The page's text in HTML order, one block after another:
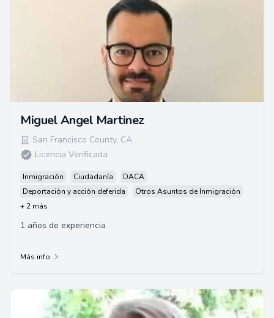
Miguel Angel Martinez
San Francisco County, CA
Licencia Verificada
Inmigración Ciudadanía
DACA
Deportación y acción deferida
Otros Asuntos de Inmigración
+ 2 más
1 años de experiencia
Más info